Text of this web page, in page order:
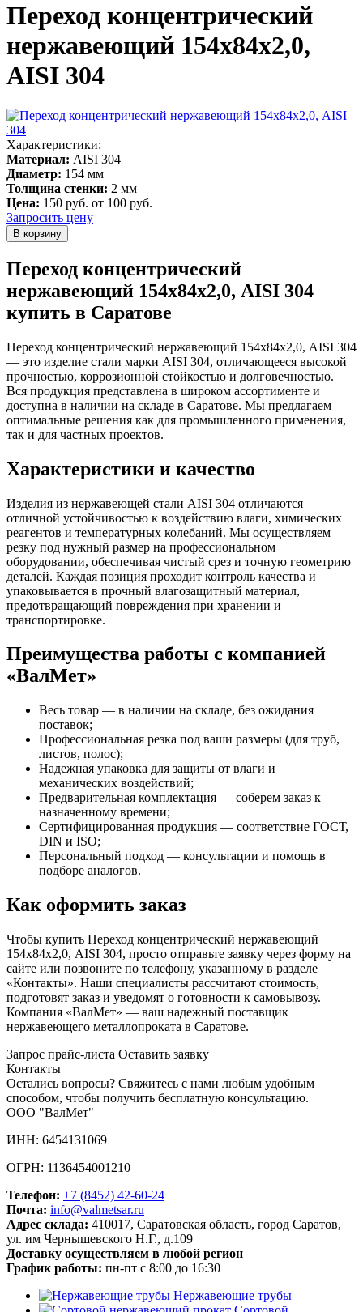
Переход концентрический
нержавеющий 154х84х2,0,
AISI 304
Характеристики:
Материал: AISI 304
Диаметр: 154 мм
Толщина стенки: 2 мм
Цена: 150 руб. от 100 руб.
Запросить цену
Переход концентрический
нержавеющий 154х84х2,0, AISI 304
купить в Саратове
Переход концентрический нержавеющий 154х84х2,0, AISI 304
— это изделие стали марки AISI 304, отличающееся высокой
прочностью, коррозионной стойкостью и долговечностью.
Вся продукция представлена в широком ассортименте и
доступна в наличии на складе в Саратове. Мы предлагаем
оптимальные решения как для промышленного применения,
так и для частных проектов.
Характеристики и качество
Изделия из нержавеющей стали AISI 304 отличаются
отличной устойчивостью к воздействию влаги, химических
реагентов и температурных колебаний. Мы осуществляем
резку под нужный размер на профессиональном
оборудовании, обеспечивая чистый срез и точную геометрию
деталей. Каждая позиция проходит контроль качества и
упаковывается в прочный влагозащитный материал,
предотвращающий повреждения при хранении и
транспортировке.
Преимущества работы с компанией
«ВалМет»
Весь товар — в наличии на складе, без ожидания
поставок;
Профессиональная резка под ваши размеры (для труб,
листов, полос);
Надежная упаковка для защиты от влаги и
механических воздействий;
Предварительная комплектация — соберем заказ к
назначенному времени;
Сертифицированная продукция — соответствие ГОСТ,
DIN и ISO;
Персональный подход — консультации и помощь в
подборе аналогов.
Как оформить заказ
Чтобы купить Переход концентрический нержавеющий
154х84х2,0, AISI 304, просто отправьте заявку через форму на
сайте или позвоните по телефону, указанному в разделе
«Контакты». Наши специалисты рассчитают стоимость,
подготовят заказ и уведомят о готовности к самовывозу.
Компания «ВалМет» — ваш надежный поставщик
нержавеющего металлопроката в Саратове.
Запрос прайс-листа Оставить заявку
Контакты
Остались вопросы? Свяжитесь с нами любым удобным
способом, чтобы получить бесплатную консультацию.
ООО "ВалМет"
ИНН: 6454131069
ОГРН: 1136454001210
Телефон: +7 (8452) 42-60-24
Почта: info@valmetsar.ru
Адрес склада: 410017, Саратовская область, город Саратов,
ул. им Чернышевского Н.Г., д.109
Доставку осуществляем в любой регион
График работы: пн-пт с 8:00 до 16:30
Нержавеющие трубы